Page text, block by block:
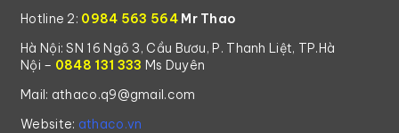
Hotline 2: 0984 563 564Mr Thao
Hà Nội: SN 16 Ngõ 3, Cầu Bươu, P. Thanh Liệt, TP.Hà
Nội – 0848 131 333 Ms Duyên
Mail: athaco.q9@gmail.com
Website: athaco.vn